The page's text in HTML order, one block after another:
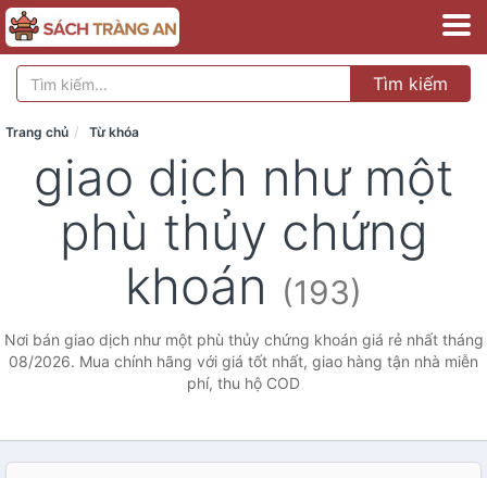
Tìm kiếm
Trang chủ Từ khóa
giao dịch như một
phù thủy chứng
khoán (193)
Nơi bán giao dịch như một phù thủy chứng khoán giá rẻ nhất tháng
08/2026. Mua chính hãng với giá tốt nhất, giao hàng tận nhà miễn
phí, thu hộ COD